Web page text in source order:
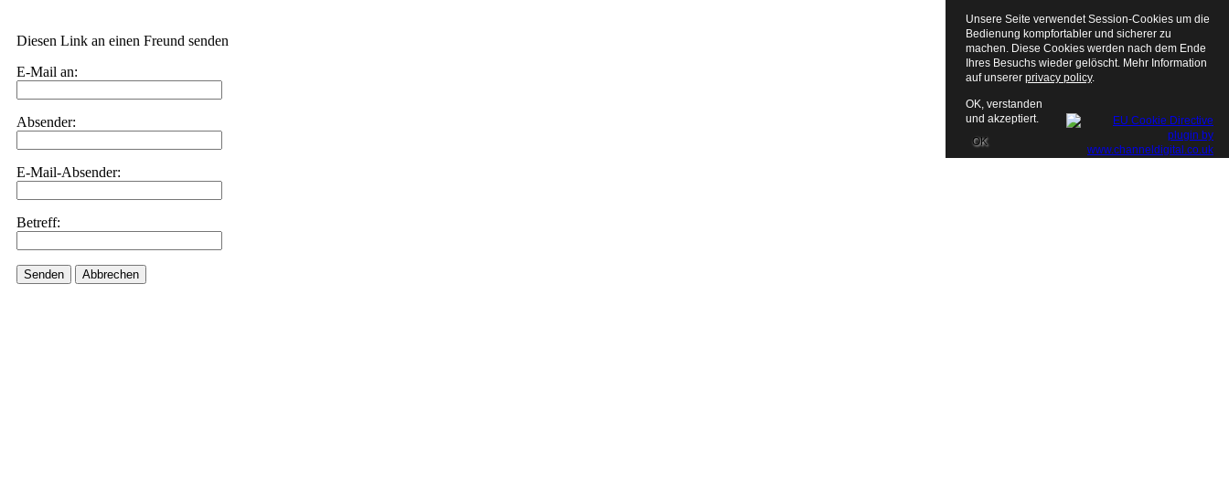
Fenster schließen
Diesen Link an einen Freund senden
E-Mail an:
Absender:
E-Mail-Absender:
Betreff:
Senden Abbrechen
Unsere Seite verwendet Session-Cookies um die
Bedienung kompfortabler und sicherer zu
machen. Diese Cookies werden nach dem Ende
Ihres Besuchs wieder gelöscht. Mehr Information
auf unserer privacy policy.
OK, verstanden
und akzeptiert.
OK